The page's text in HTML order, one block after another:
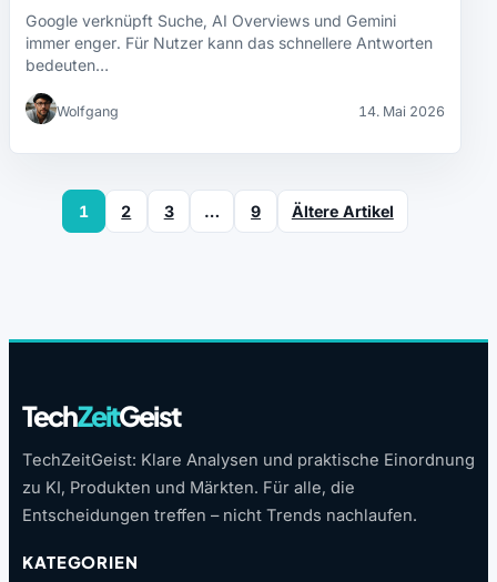
Google verknüpft Suche, AI Overviews und Gemini
immer enger. Für Nutzer kann das schnellere Antworten
bedeuten…
Wolfgang 14. Mai 2026
1 2 3 … 9 Ältere Artikel
TechZeitGeist
TechZeitGeist: Klare Analysen und praktische Einordnung
zu KI, Produkten und Märkten. Für alle, die
Entscheidungen treffen – nicht Trends nachlaufen.
KATEGORIEN